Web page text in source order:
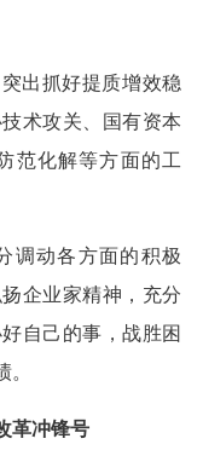
出抓好提质增效稳
术攻关、国有资本
范化解等方面的工
调动各方面的积极
企业家精神，充分
自己的事，战胜困
革冲锋号